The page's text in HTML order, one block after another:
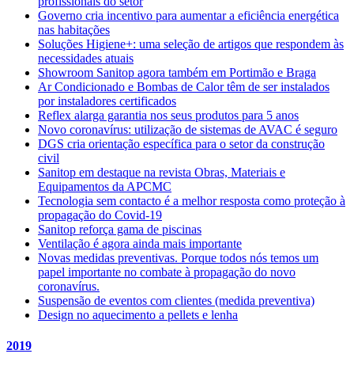
Governo cria incentivo para aumentar a eficiência energética
nas habitações
Soluções Higiene+: uma seleção de artigos que respondem às
necessidades atuais
Showroom Sanitop agora também em Portimão e Braga
Ar Condicionado e Bombas de Calor têm de ser instalados
por instaladores certificados
Reflex alarga garantia nos seus produtos para 5 anos
Novo coronavírus: utilização de sistemas de AVAC é seguro
DGS cria orientação específica para o setor da construção
civil
Sanitop em destaque na revista Obras, Materiais e
Equipamentos da APCMC
Tecnologia sem contacto é a melhor resposta como proteção à
propagação do Covid-19
Sanitop reforça gama de piscinas
Ventilação é agora ainda mais importante
Novas medidas preventivas. Porque todos nós temos um
papel importante no combate à propagação do novo
coronavírus.
Suspensão de eventos com clientes (medida preventiva)
Design no aquecimento a pellets e lenha
2019